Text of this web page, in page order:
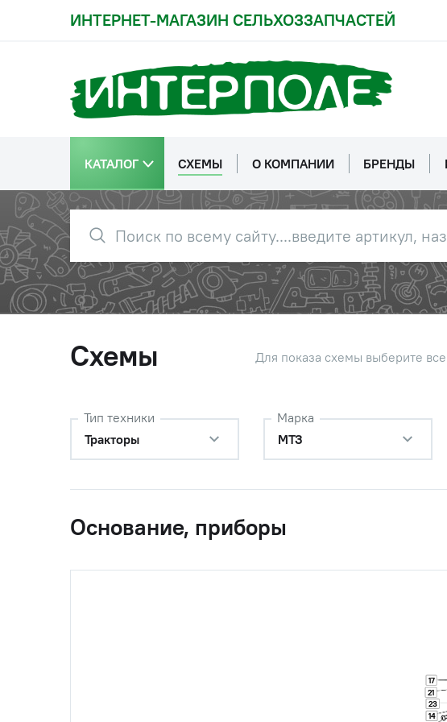
ИНТЕРНЕТ-МАГАЗИН СЕЛЬХОЗЗАПЧАСТЕЙ
КАТАЛОГ СХЕМЫ О КОМПАНИИ БРЕНДЫ
Схемы Для показа схемы выберите
Тип техники
Тракторы
Марка
МТЗ
Основание, приборы
14
17
21
23